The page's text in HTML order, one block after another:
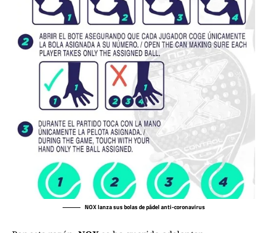
NOX lanza sus bolas de pádel anti-coronavirus